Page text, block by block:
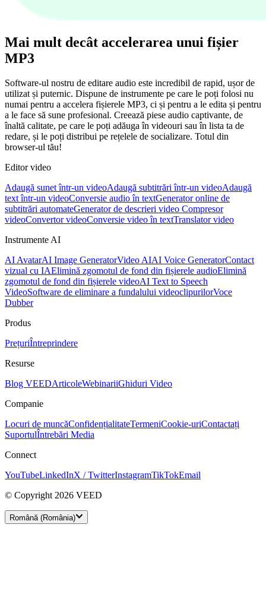
Mai mult decât accelerarea unui fișier
MP3
Software-ul nostru de editare audio este incredibil de rapid, ușor de
utilizat și puternic. Dispune de instrumente pe care le poți folosi nu
numai pentru a accelera fișierele MP3, ci și pentru a le edita și pentru
a le face să sune profesional. Creează piese audio captivante, de
înaltă calitate, pe care le poți adăuga în videouri sau în lista ta de
redare, și le poți distribui pe rețelele de socializare. Totul din
browser-ul tău!
Editor video
Adaugă sunet într-un videoAdaugă subtitrări într-un videoAdaugă
text într-un videoConversie audio în textGenerator online de
subtitrări automateGenerator de descrieri video Compresor
videoConvertor videoConversie video în textTranslator video
Instrumente AI
AI AvatarAI Image GeneratorVideo AIAI Voice GeneratorContact
vizual cu IAElimină zgomotul de fond din fișierele audioElimină
zgomotul de fond din fișierele videoAI Text to Speech
VideoSoftware de eliminare a fundalului videoclipurilorVoce
Dubber
Produs
PrețuriÎntreprindere
Resurse
Blog VEEDArticoleWebinariiGhiduri Video
Companie
Locuri de muncăConfidențialitateTermeniCookie-uriContactați
SuportulÎntrebări Media
Connect
YouTubeLinkedInX / TwitterInstagramTikTokEmail
© Copyright 2026 VEED
Română (România)